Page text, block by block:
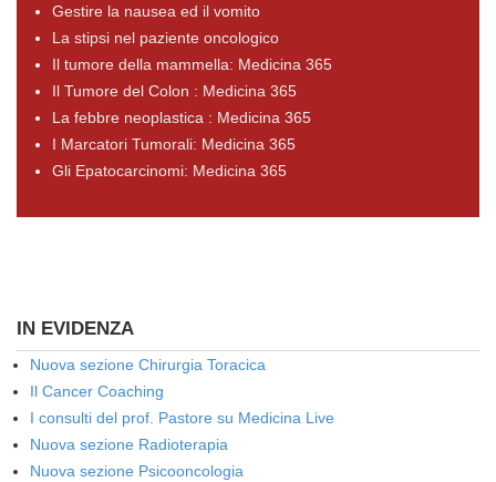
Gestire la nausea ed il vomito
La stipsi nel paziente oncologico
Il tumore della mammella: Medicina 365
Il Tumore del Colon : Medicina 365
La febbre neoplastica : Medicina 365
I Marcatori Tumorali: Medicina 365
Gli Epatocarcinomi: Medicina 365
IN EVIDENZA
Nuova sezione Chirurgia Toracica
Il Cancer Coaching
I consulti del prof. Pastore su Medicina Live
Nuova sezione Radioterapia
Nuova sezione Psicooncologia